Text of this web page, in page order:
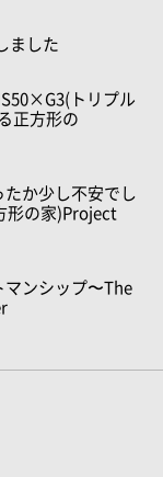
ました
トリプル
正方形の
か少し不安でし
形の家)Project
ンシップ〜The